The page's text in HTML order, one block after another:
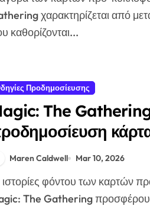
χαρακτηρίζεται από
καθορίζονται...
Προδημοσίευσης
The
ιστορίες υπόβαθρου,
χαρακτήρων, θεματικά
Maren Caldwell Mar 10, 2026
The Gathering